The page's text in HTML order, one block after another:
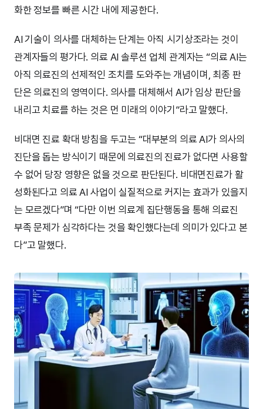
화한 정보를 빠른 시간 내에 제공한다.
AI 기술이 의사를 대체하는 단계는 아직 시기상조라는 것이
관계자들의 평가다. 의료 AI 솔루션 업체 관계자는 “의료 AI는
아직 의료진의 선제적인 조치를 도와주는 개념이며, 최종 판
단은 의료진의 영역이다. 의사를 대체해서 AI가 임상 판단을
내리고 치료를 하는 것은 먼 미래의 이야기”라고 말했다.
비대면 진료 확대 방침을 두고는 “대부분의 의료 AI가 의사의
진단을 돕는 방식이기 때문에 의료진의 진료가 없다면 사용할
수 없어 당장 영향은 없을 것으로 판단된다. 비대면진료가 활
성화된다고 의료 AI 사업이 실질적으로 커지는 효과가 있을지
는 모르겠다”며 “다만 이번 의료계 집단행동을 통해 의료진
부족 문제가 심각하다는 것을 확인했다는데 의미가 있다고 본
다”고 말했다.